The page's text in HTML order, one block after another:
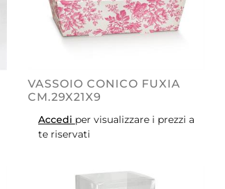
VASSOIO CONICO FUXIA
CM.29X21X9
Accedi per visualizzare i prezzi a
te riservati